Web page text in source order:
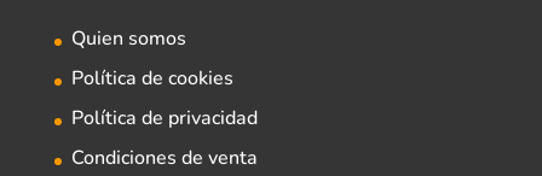
Quien somos
Política de cookies
Política de privacidad
Condiciones de venta